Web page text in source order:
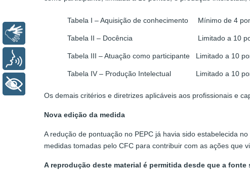
Tabela I – Aquisição de conhecimento Mínimo de 4
Tabela II – Docência Limitado a 10
Tabela III – Atuação como participante Limitado a 10
Tabela IV – Produção Intelectual Limitado a 10
Os demais critérios e diretrizes aplicáveis aos profissionais e
Nova edição da medida
A redução de pontuação no PEPC já havia sido estabelecida
medidas tomadas pelo CFC para contribuir com as ações que
A reprodução deste material é permitida desde que a fonte